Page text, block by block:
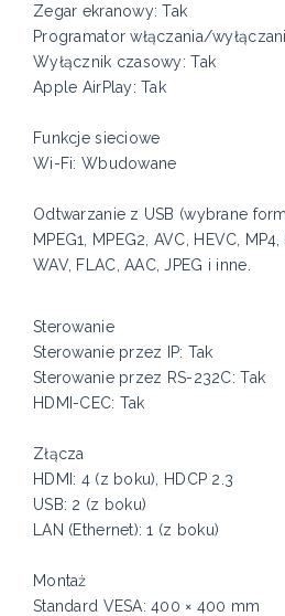
Zegar ekranowy: Tak
Programator włączania/
Wyłącznik czasowy: Tak
Apple AirPlay: Tak
Funkcje sieciowe
Wi-Fi: Wbudowane
Odtwarzanie z USB (wybrane
MPEG1, MPEG2, AVC, HEVC,
WAV, FLAC, AAC, JPEG i inne.
Sterowanie
Sterowanie przez IP: Tak
Sterowanie przez RS-232C: Tak
HDMI-CEC: Tak
Złącza
HDMI: 4 (z boku), HDCP 2.3
USB: 2 (z boku)
LAN (Ethernet): 1 (z boku)
Montaż
Standard VESA: 400 × 400 mm